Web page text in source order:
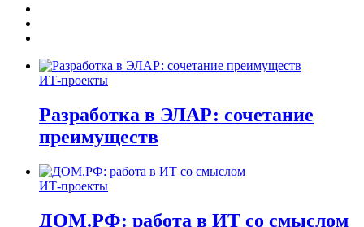
ИТ-проекты
Разработка в ЭЛАР: сочетание
преимуществ
ИТ-проекты
ДОМ.РФ: работа в ИТ со смыслом